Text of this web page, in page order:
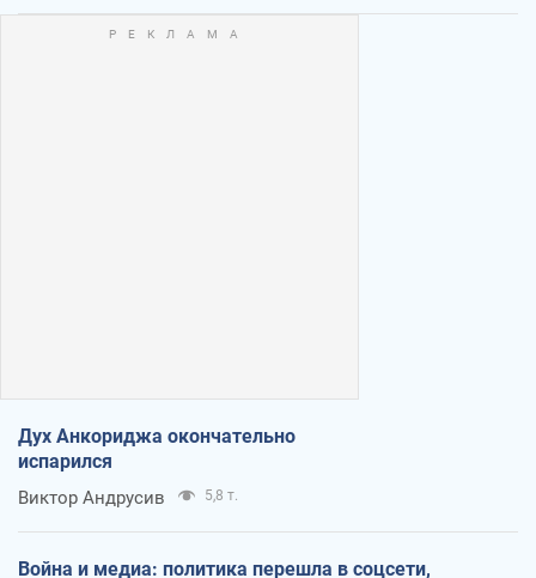
Дух Анкориджа окончательно
испарился
Виктор Андрусив 5,8 т.
Война и медиа: политика перешла в соцсети,